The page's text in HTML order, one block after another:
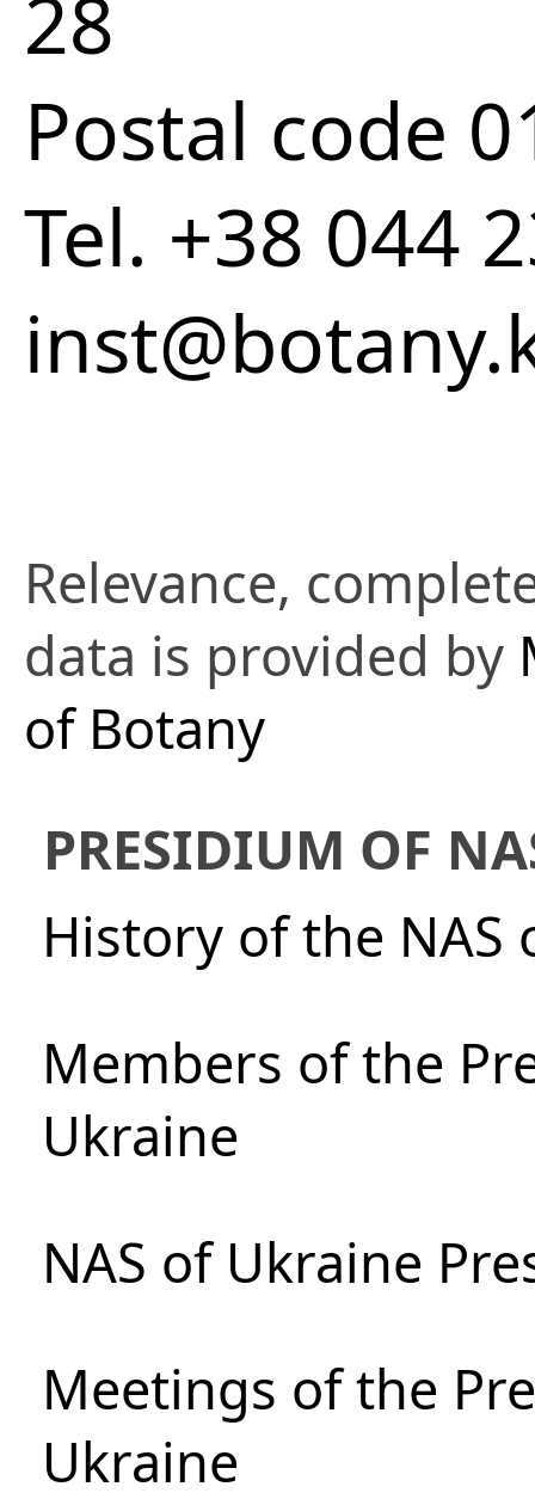
28
Postal code
Tel. +38 044
Relevance,
data is provided by
of Botany
PRESIDIUM OF
History of the NAS
Members of the
Ukraine
NAS of Ukraine
Meetings of the
Ukraine